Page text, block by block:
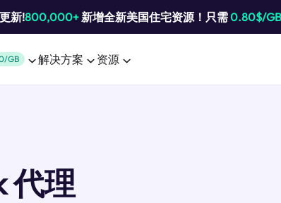
新!800,000+新增全新美国住宅资源！只需0.80$/GB
GB 解决方案 资源
代理